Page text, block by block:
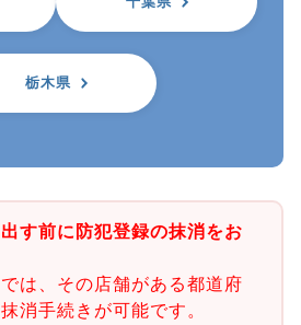
栃木県
す前に防犯登録の抹消をお
は、その店舗がある都道府
消手続きが可能です。